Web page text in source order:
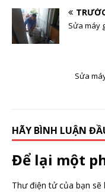
Sửa máy
Sửa
HÃY BÌNH LUẬN
Để lại một
Thư điện tử của bạn sẽ